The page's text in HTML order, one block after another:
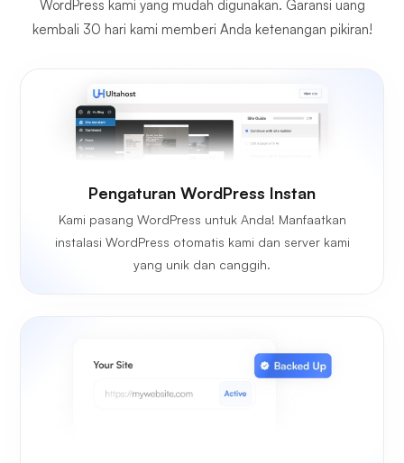
WordPress kami yang mudah digunakan. Garansi uang
kembali 30 hari kami memberi Anda ketenangan pikiran!
Pengaturan WordPress Instan
Kami pasang WordPress untuk Anda! Manfaatkan
instalasi WordPress otomatis kami dan server kami
yang unik dan canggih.